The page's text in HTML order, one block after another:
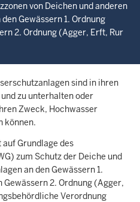
von Deichen und anderen
Gewässern 1. Ordnung
2. Ordnung (Agger, Erft, Rur
sind in ihren
zu unterhalten oder
Zweck, Hochwasser
können.
Grundlage des
zum Schutz der Deiche und
an den Gewässern 1.
Gewässern 2. Ordnung (Agger,
Verordnung